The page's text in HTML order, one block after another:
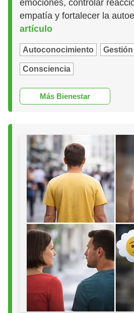
emociones, controlar
empatía y fortalecer la
artículo
Autoconocimiento
Consciencia
Más Bienestar